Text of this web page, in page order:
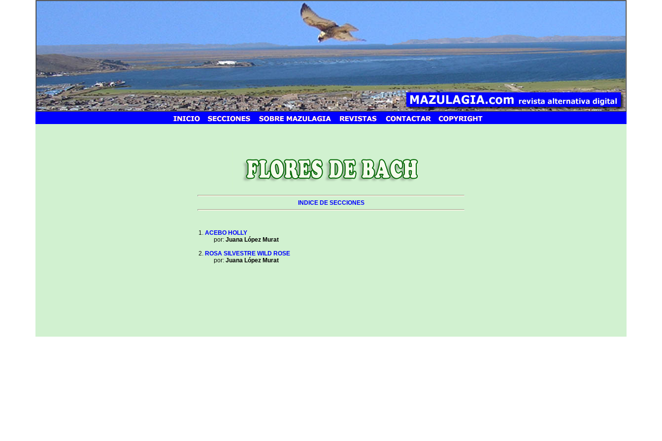
INDICE DE SECCIONES
ACEBO HOLLY
por: Juana López Murat
ROSA SILVESTRE WILD ROSE
por: Juana López Murat